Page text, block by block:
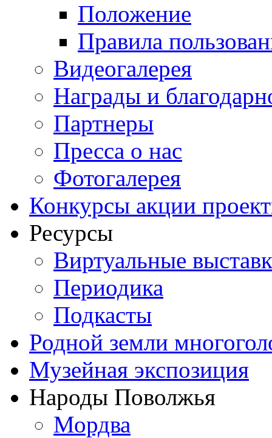
Положение
Правила
Видеогалерея
Награды и
Партнеры
Пресса о нас
Фотогалерея
Конкурсы акции
Ресурсы
Виртуальные
Периодика
Подкасты
Родной земли
Музейная экспозиция
Народы Поволжья
Мордва